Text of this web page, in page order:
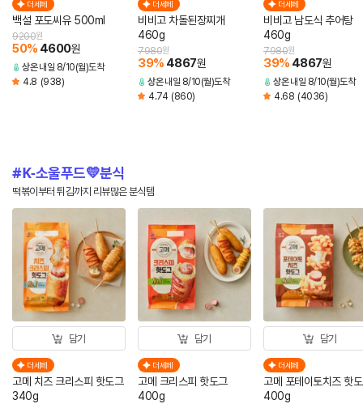
더세페
백설 포도씨유 500ml
50% 4600원
9200원
상온 내일 8/10(월)도착
4.8 (938)
더세페
비비고 차돌된장찌개
460g
39% 4867원
7980원
상온 내일 8/10(월)도착
4.74 (860)
더세페
비비고 남도식 추어탕
460g
39% 4867원
7980원
상온 내일 8/10(월)도착
4.68 (4036)
K-소울푸드💛분식
떡볶이부터 튀김까지 리뷰많은 분식템
담기
더세페
고메 치즈 크리스피 핫도그
340g
담기
더세페
고메 크리스피 핫도그
400g
담기
더세페
고메 포테이토치즈 핫
400g